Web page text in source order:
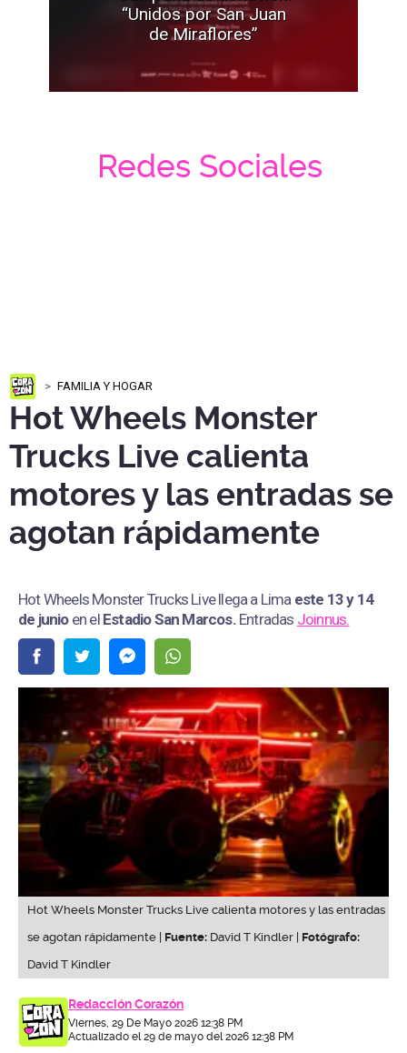
“Unidos por San Juan
de Miraflores”
Redes Sociales
FAMILIA Y HOGAR
Hot Wheels Monster
Trucks Live calienta
motores y las entradas se
agotan rápidamente
Hot Wheels Monster Trucks Live llega a Lima este 13 y 14
de junio en elEstadio San Marcos. Entradas Joinnus.
Hot Wheels Monster Trucks Live calienta motores y las entradas
se agotan rápidamente | Fuente: David T Kindler | Fotógrafo:
David T Kindler
Redacción Corazón
Viernes, 29 De Mayo 2026 12:38 PM
Actualizado el 29 de mayo del 2026 12:38 PM